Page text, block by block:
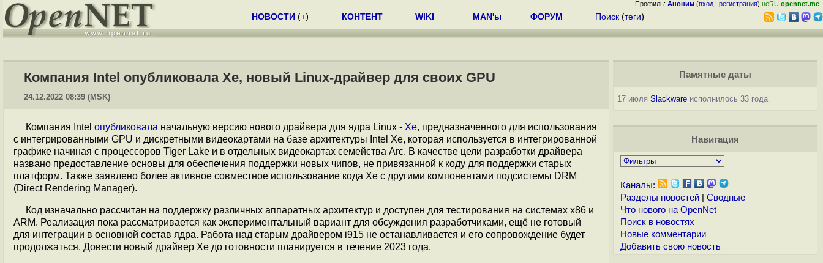
Профиль: Аноним (вход | регистрация) неRU opennet.me
НОВОСТИ (+) КОНТЕНТ WIKI MAN'ы ФОРУМ Поиск (теги)
Компания Intel опубликовала Xe, новый Linux-драйвер для своих GPU
24.12.2022 08:39 (MSK)
Компания Intel опубликовала начальную версию нового драйвера для ядра Linux - Xe, предназначенного для использования
с интегрированными GPU и дискретными видеокартами на базе архитектуры Intel Xe, которая используется в интегрированной
графике начиная с процессоров Tiger Lake и в отдельных видеокартах семейства Arc. В качестве цели разработки драйвера
названо предоставление основы для обеспечения поддержки новых чипов, не привязанной к коду для поддержки старых
платформ. Также заявлено более активное совместное использование кода Xe с другими компонентами подсистемы DRM
(Direct Rendering Manager).
Код изначально рассчитан на поддержку различных аппаратных архитектур и доступен для тестирования на системах x86 и
ARM. Реализация пока рассматривается как экспериментальный вариант для обсуждения разработчиками, ещё не готовый
для интеграции в основной состав ядра. Работа над старым драйвером i915 не останавливается и его сопровождение будет
продолжаться. Довести новый драйвер Xe до готовности планируется в течение 2023 года.
Памятные даты
17 июля Slackwareисполнилось 33 года
Навигация
Каналы:
Разделы новостей| Сводные
Что нового на OpenNet
Поиск в новостях
Новые комментарии
Добавить свою новость